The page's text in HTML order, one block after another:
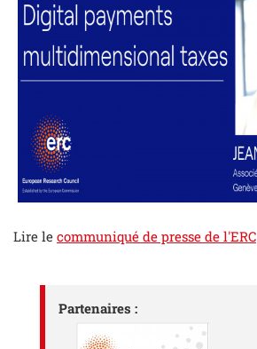
Lire le communiqué de presse de l'ERC
Partenaires :